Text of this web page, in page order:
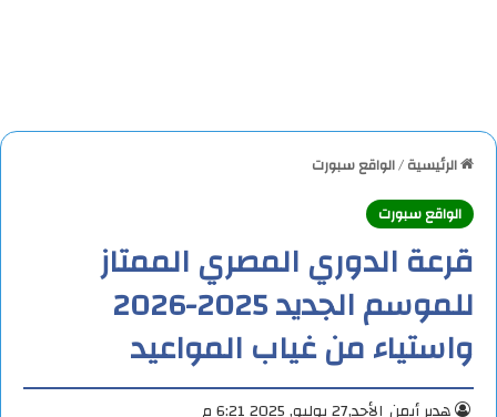
الرئيسية/الواقع سبورت
الواقع سبورت
قرعة الدوري المصري الممتاز
للموسم الجديد 2025-2026
واستياء من غياب المواعيد